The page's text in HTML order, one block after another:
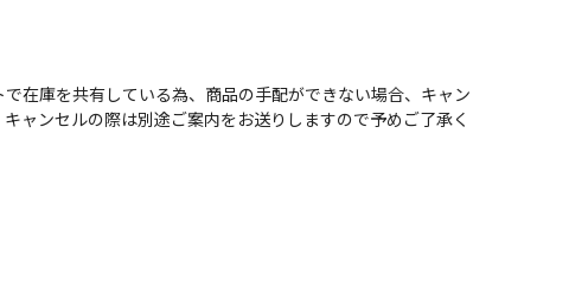
在庫を共有している為、商品の手配ができない場合、キャン
ャンセルの際は別途ご案内をお送りしますので予めご了承く